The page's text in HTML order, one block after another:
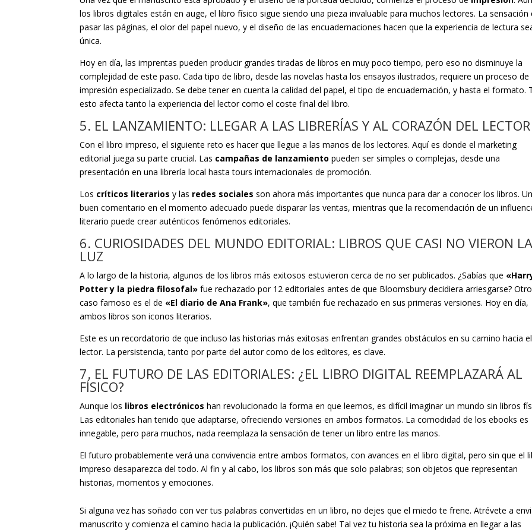
los libros digitales están en auge, el libro físico sigue siendo una pieza invaluable para muchos lectores. La sensación
pasar las páginas, el olor del papel nuevo, y el diseño de las encuadernaciones hacen que la experiencia de lectura
única.
Hoy en día, las imprentas pueden producir grandes tiradas de libros en muy poco tiempo, pero eso no disminuye la
complejidad de este paso. Cada tipo de libro, desde las novelas hasta los ensayos ilustrados, requiere un proceso de
impresión especializado. Se debe tener en cuenta la calidad del papel, el tipo de encuadernación, y hasta el formato.
esto afecta tanto la experiencia del lector como el coste final del libro.
5. EL LANZAMIENTO: LLEGAR A LAS LIBRERÍAS Y AL CORAZÓN DEL LECTOR
Con el libro impreso, el siguiente reto es hacer que llegue a las manos de los lectores. Aquí es donde el marketing
editorial juega su parte crucial. Las campañas de lanzamiento pueden ser simples o complejas, desde una
presentación en una librería local hasta tours internacionales de promoción.
Los críticos literarios y las redes sociales son ahora más importantes que nunca para dar a conocer los libros. Un
buen comentario en el momento adecuado puede disparar las ventas, mientras que la recomendación de un
literario puede crear auténticos fenómenos editoriales.
6. CURIOSIDADES DEL MUNDO EDITORIAL: LIBROS QUE CASI NO VIERON LA
LUZ
A lo largo de la historia, algunos de los libros más exitosos estuvieron cerca de no ser publicados. ¿Sabías que
Potter y la piedra filosofal» fue rechazado por 12 editoriales antes de que Bloomsbury decidiera arriesgarse? Otro
caso famoso es el de «El diario de Ana Frank», que también fue rechazado en sus primeras versiones. Hoy en día,
ambos libros son iconos literarios.
Este es un recordatorio de que incluso las historias más exitosas enfrentan grandes obstáculos en su camino hacia el
lector. La persistencia, tanto por parte del autor como de los editores, es clave.
7. EL FUTURO DE LAS EDITORIALES: ¿EL LIBRO DIGITAL REEMPLAZARÁ AL
FÍSICO?
Aunque los libros electrónicos han revolucionado la forma en que leemos, es difícil imaginar un mundo sin libros
Las editoriales han tenido que adaptarse, ofreciendo versiones en ambos formatos. La comodidad de los ebooks es
innegable, pero para muchos, nada reemplaza la sensación de tener un libro entre las manos.
El futuro probablemente verá una convivencia entre ambos formatos, con avances en el libro digital, pero sin que el
impreso desaparezca del todo. Al fin y al cabo, los libros son más que solo palabras; son objetos que representan
historias, momentos y emociones.
Si alguna vez has soñado con ver tus palabras convertidas en un libro, no dejes que el miedo te frene. Atrévete a
manuscrito y comienza el camino hacia la publicación. ¡Quién sabe! Tal vez tu historia sea la próxima en llegar a las